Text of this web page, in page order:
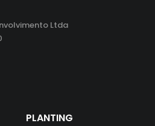
Ltda
PLANTING